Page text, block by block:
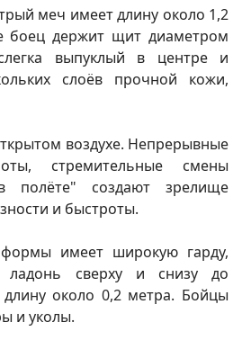
меч имеет длину около 1,2
боец держит щит диаметром
выпуклый в центре и
слоёв прочной кожи,
воздухе. Непрерывные
стремительные смены
полёте" создают зрелище
и быстроты.
имеет широкую гарду,
сверху и снизу до
около 0,2 метра. Бойцы
и уколы.